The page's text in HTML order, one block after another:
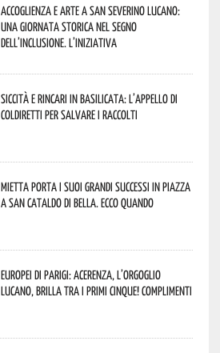
Accoglienza e arte a San Severino Lucano:
una giornata storica nel segno
dell’inclusione. L’iniziativa
Siccità e rincari in Basilicata: l’appello di
Coldiretti per salvare i raccolti
Mietta porta i suoi grandi successi in piazza
a San Cataldo di Bella. Ecco quando
Europei di Parigi: Acerenza, l’orgoglio
lucano, brilla tra i primi cinque! Complimenti